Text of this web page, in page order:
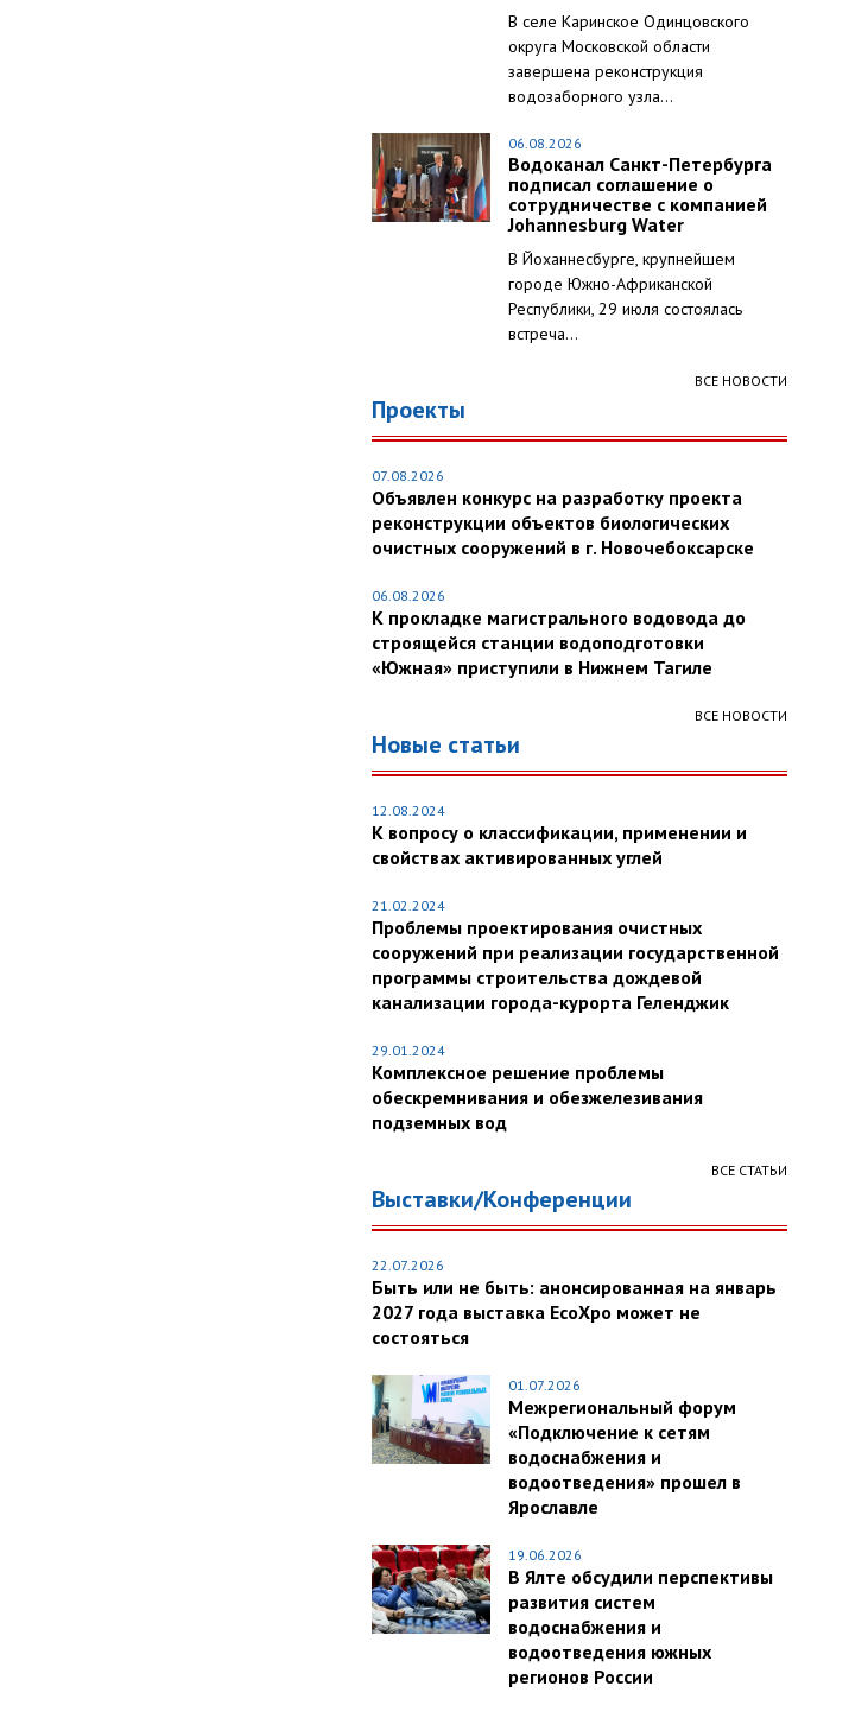
В селе Каринское Одинцовского
округа Московской области
завершена реконструкция
водозаборного узла...
06.08.2026
Водоканал Санкт-Петербурга
подписал соглашение о
сотрудничестве с компанией
Johannesburg Water
В Йоханнесбурге, крупнейшем
городе Южно-Африканской
Республики, 29 июля состоялась
встреча...
ВСЕ НОВОСТИ
Проекты
07.08.2026
Объявлен конкурс на разработку проекта
реконструкции объектов биологических
очистных сооружений в г. Новочебоксарске
06.08.2026
К прокладке магистрального водовода до
строящейся станции водоподготовки
«Южная» приступили в Нижнем Тагиле
ВСЕ НОВОСТИ
Новые статьи
12.08.2024
К вопросу о классификации, применении и
свойствах активированных углей
21.02.2024
Проблемы проектирования очистных
сооружений при реализации государственной
программы строительства дождевой
канализации города-курорта Геленджик
29.01.2024
Комплексное решение проблемы
обескремнивания и обезжелезивания
подземных вод
ВСЕ СТАТЬИ
Выставки/Конференции
22.07.2026
Быть или не быть: анонсированная на январь
2027 года выставка EcoXpo может не
состояться
01.07.2026
Межрегиональный форум
«Подключение к сетям
водоснабжения и
водоотведения» прошел в
Ярославле
19.06.2026
В Ялте обсудили перспективы
развития систем
водоснабжения и
водоотведения южных
регионов России